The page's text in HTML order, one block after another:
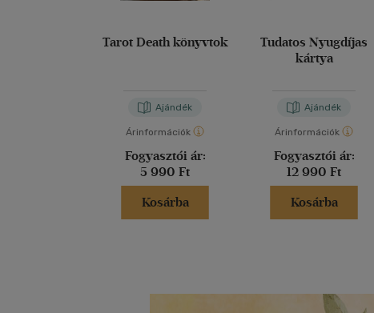
Tarot Death könyvtok
Ajándék
Árinformációk
Fogyasztói ár:
5 990 Ft
Kosárba
Tudatos Nyugdíjas
kártya
Ajándék
Árinformációk
Fogyasztói ár:
12 990 Ft
Kosárba